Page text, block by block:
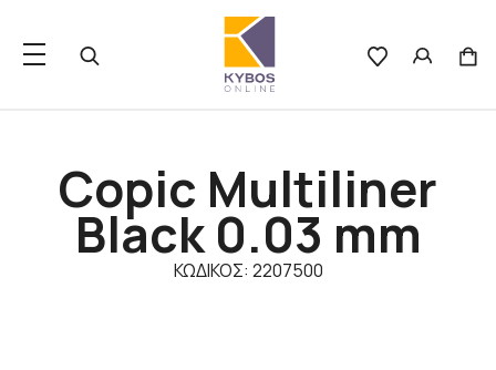
Copic Multiliner
Black 0.03 mm
ΚΩΔΙΚΟΣ: 2207500